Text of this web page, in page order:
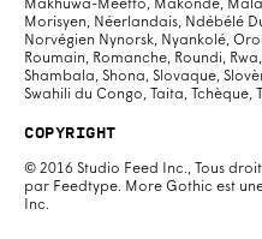
Makhuwa-Meetto, Makonde,
Morisyen, Néerlandais, Ndébélé
Norvégien Nynorsk, Nyankolé,
Roumain, Romanche, Roundi,
Shambala, Shona, Slovaque,
Swahili du Congo, Taita, Tchèque,
Copyright
© 2016 Studio Feed Inc., Tous
par Feedtype. More Gothic est
Inc.